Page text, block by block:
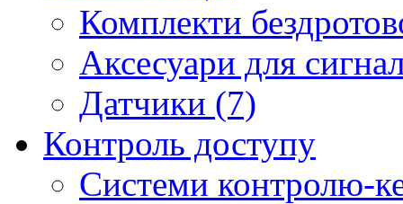
Комплекти
Аксесуари для
Датчики (7)
Контроль доступу
Системи контролю-